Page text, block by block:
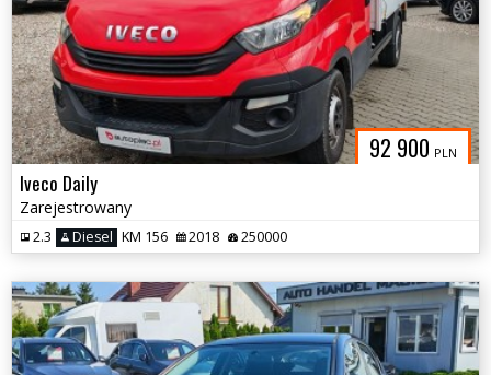
92 900 PLN
Iveco Daily
Zarejestrowany
2.3 Diesel KM 156 2018 250000